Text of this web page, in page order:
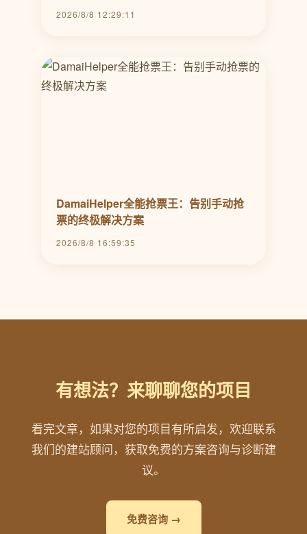
2026/8/8 12:29:11
DamaiHelper全能抢票王：告别手动抢
票的终极解决方案
2026/8/8 16:59:35
有想法？来聊聊您的项目
看完文章，如果对您的项目有所启发，欢迎联系
我们的建站顾问，获取免费的方案咨询与诊断建
议。
免费咨询 →